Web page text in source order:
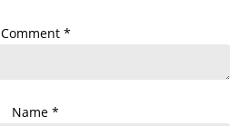
Comment *
Name *